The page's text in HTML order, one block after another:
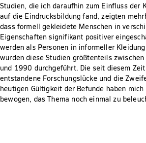
Studien, die ich daraufhin zum Einfluss der
auf die Eindrucksbildung fand, zeigten
dass formell gekleidete Menschen in
Eigenschaften signifikant positiver
werden als Personen in informeller
wurden diese Studien größtenteils
und 1990 durchgeführt. Die seit diesem
entstandene Forschungslücke und die
heutigen Gültigkeit der Befunde haben mich
bewogen, das Thema noch einmal zu